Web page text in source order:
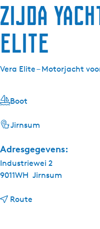
Zijda
Elite
Vera Elite – Motorjacht
Boot
Jirnsum
Adresgegevens:
Industriewei 2
9011WH Jirnsum
Route